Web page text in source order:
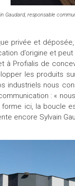
Gaudard, responsable
privée et
d’origine et
à Profialis de
les produits
industriels nous
: «
forme ici, la boucle
encore Sylvain